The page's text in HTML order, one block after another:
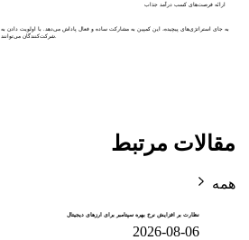
ارائه فرصت‌های کسب درآمد جذاب
به جای استراتژی‌های پیچیده، این کمپین به مشارکت ساده و فعال پاداش می‌دهد. با اولویت دادن به
مقالات مرتبط
همه
نظارت بر افزایش نرخ بهره سپتامبر برای ارزهای دیجیتال
2026-08-06